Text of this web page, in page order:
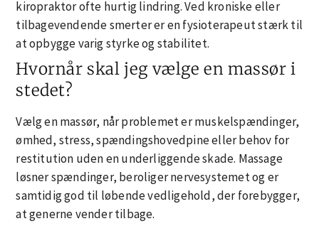
kiropraktor ofte hurtig lindring. Ved kroniske eller
tilbagevendende smerter er en fysioterapeut stærk til
at opbygge varig styrke og stabilitet.
Hvornår skal jeg vælge en massør i
stedet?
Vælg en massør, når problemet er muskelspændinger,
ømhed, stress, spændingshovedpine eller behov for
restitution uden en underliggende skade. Massage
løsner spændinger, beroliger nervesystemet og er
samtidig god til løbende vedligehold, der forebygger,
at generne vender tilbage.